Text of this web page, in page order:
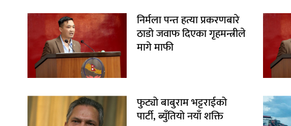
निर्मला पन्त हत्या प्रकरणबारे
ठाडो जवाफ दिएका गृहमन्त्रीले
मागे माफी
फुट्यो बाबुराम भट्टराईको
पार्टी, ब्युँतियो नयाँ शक्ति